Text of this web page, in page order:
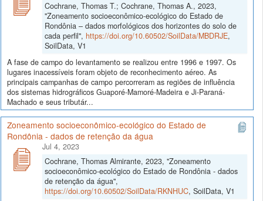
Cochrane, Thomas T.; Cochrane, Thomas A., 2023,
"Zoneamento socioeconômico-ecológico do Estado de
Rondônia – dados morfológicos dos horizontes do solo de
cada perfil", https://doi.org/10.60502/SoilData/MBDRJE,
SoilData, V1
A fase de campo do levantamento se realizou entre 1996 e 1997. Os
lugares inacessíveis foram objeto de reconhecimento aéreo. As
principais campanhas de campo percorreram as regiões de influência
dos sistemas hidrográficos Guaporé-Mamoré-Madeira e Ji-Paraná-
Machado e seus tributár...
Zoneamento socioeconômico-ecológico do Estado de
Rondônia - dados de retenção da água
Jul 4, 2023
Cochrane, Thomas Almirante, 2023, "Zoneamento
socioeconômico-ecológico do Estado de Rondônia - dados
de retenção da água",
https://doi.org/10.60502/SoilData/RKNHUC, SoilData, V1